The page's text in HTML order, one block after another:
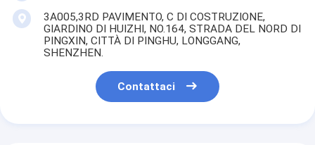
3A005,3RD PAVIMENTO, C DI COSTRUZIONE,
GIARDINO DI HUIZHI, NO.164, STRADA DEL NORD DI
PINGXIN, CITTÀ DI PINGHU, LONGGANG,
SHENZHEN.
Contattaci